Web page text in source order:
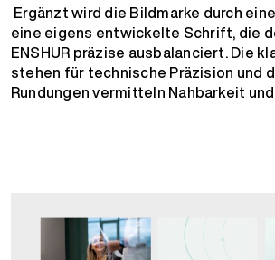
Ergänzt wird die Bildmarke durch
eine eigens entwickelte Schrift, die
ENSHUR präzise ausbalanciert. Die
stehen für technische Präzision und
Rundungen vermitteln Nahbarkeit